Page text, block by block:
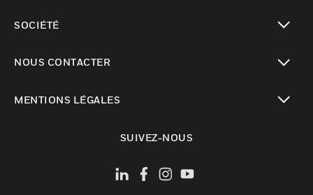
SOCIÉTÉ
NOUS CONTACTER
MENTIONS LÉGALES
SUIVEZ-NOUS